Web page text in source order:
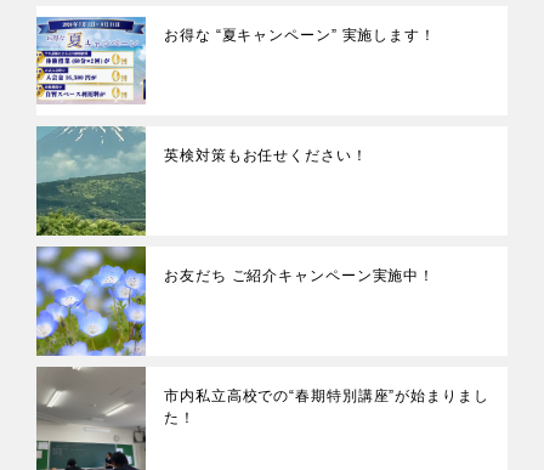
お得な “夏キャンペーン” 実施します！
英検対策もお任せください！
お友だち ご紹介キャンペーン実施中！
市内私立高校での“春期特別講座”が始まりまし
た！